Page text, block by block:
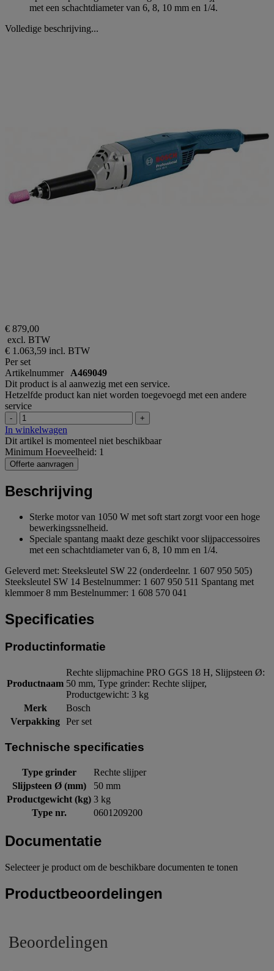
met een schachtdiameter van 6, 8, 10 mm en 1/4.
Volledige beschrijving...
€ 879,00
excl. BTW
€ 1.063,59 incl. BTW
Per set
Artikelnummer A469049
Dit product is al aanwezig met een service.
Hetzelfde product kan niet worden toegevoegd met een andere
service
- +
In winkelwagen
Dit artikel is momenteel niet beschikbaar
Minimum Hoeveelheid: 1
Offerte aanvragen
Beschrijving
Sterke motor van 1050 W met soft start zorgt voor een hoge
bewerkingssnelheid.
Speciale spantang maakt deze geschikt voor slijpaccessoires
met een schachtdiameter van 6, 8, 10 mm en 1/4.
Geleverd met: Steeksleutel SW 22 (onderdeelnr. 1 607 950 505)
Steeksleutel SW 14 Bestelnummer: 1 607 950 511 Spantang met
klemmoer 8 mm Bestelnummer: 1 608 570 041
Specificaties
Productinformatie
Productnaam
Rechte slijpmachine PRO GGS 18 H, Slijpsteen Ø:
50 mm, Type grinder: Rechte slijper,
Productgewicht: 3 kg
Merk
Bosch
Verpakking Per set
Technische specificaties
Type grinder
Rechte slijper
Slijpsteen Ø (mm)
50 mm
Productgewicht (kg) 3 kg
Type nr.
0601209200
Documentatie
Selecteer je product om de beschikbare documenten te tonen
Productbeoordelingen